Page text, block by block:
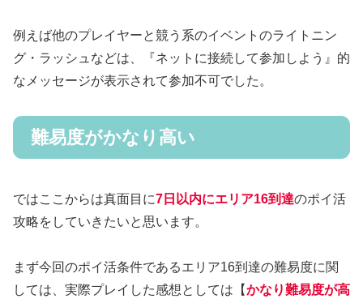
例えば他のプレイヤーと競う系のイベントのライトニン
グ・ラッシュなどは、『ネットに接続して参加しよう』的
なメッセージが表示されて参加不可でした。
難易度がかなり高い
ではここからは真面目に7日以内にエリア16到達のポイ活
攻略をしていきたいと思います。
まず今回のポイ活条件であるエリア16到達の難易度に関
しては、実際プレイした感想としては【かなり難易度が高